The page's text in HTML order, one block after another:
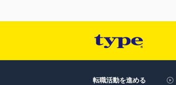
転職活動を進める